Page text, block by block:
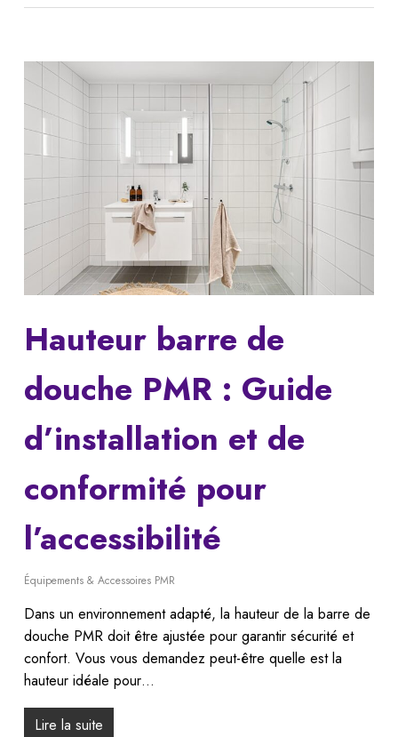
Hauteur barre de
douche PMR : Guide
d’installation et de
conformité pour
l’accessibilité
Équipements & Accessoires PMR
Dans un environnement adapté, la hauteur de la barre de
douche PMR doit être ajustée pour garantir sécurité et
confort. Vous vous demandez peut-être quelle est la
hauteur idéale pour…
Lire la suite